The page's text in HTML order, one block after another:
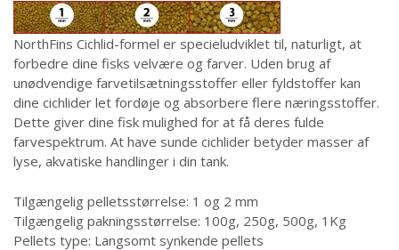
NorthFins Cichlid-formel er specieludviklet til, naturligt, at
forbedre dine fisks velvære og farver. Uden brug af
unødvendige farvetilsætningsstoffer eller fyldstoffer kan
dine cichlider let fordøje og absorbere flere næringsstoffer.
Dette giver dine fisk mulighed for at få deres fulde
farvespektrum. At have sunde cichlider betyder masser af
lyse, akvatiske handlinger i din tank.
Tilgængelig pelletsstørrelse: 1 og 2 mm
Tilgængelig pakningsstørrelse: 100g, 250g, 500g, 1Kg
Pellets type: Langsomt synkende pellets